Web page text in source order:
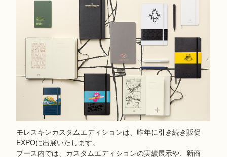
モレスキンカスタムエディションは、昨年に引き続き販促
EXPOに出展いたします。
ブース内では、カスタムエディションの実績展示や、新商